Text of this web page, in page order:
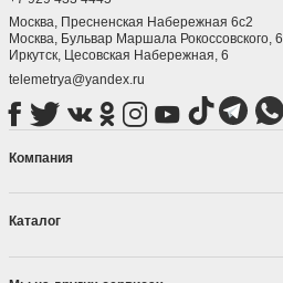
Москва, Пресненская Набережная 6с2
Москва, ​Бульвар Маршала Рокоссовского, 6
Иркутск, ​Цесовская Набережная, 6
telemetrya@yandex.ru
Компания
Каталог